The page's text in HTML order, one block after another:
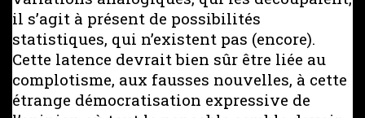
il s’agit à présent de possibilités
statistiques, qui n’existent pas (encore).
Cette latence devrait bien sûr être liée au
complotisme, aux fausses nouvelles, à cette
étrange démocratisation expressive de